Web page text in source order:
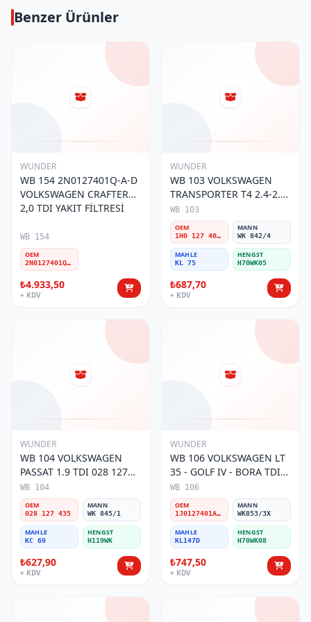
Benzer Ürünler
WUNDER
WB 154 2N0127401Q-A-D
VOLKSWAGEN CRAFTER
2,0 TDI YAKIT FİLTRESİ
WB 154
OEM
2N0127401Q-A-D
₺4.933,50
+ KDV
WUNDER
WB 103 VOLKSWAGEN
TRANSPORTER T4 2.4-2.5
MOTOR- CADDY E.M 1H0
127 401 C Yakıt/Mazot
Filtresi
WB 103
OEM
1H0 127 401 C
MANN
WK 842/4
MAHLE
KL 75
HENGST
H70WK05
₺687,70
+ KDV
WUNDER
WB 104 VOLKSWAGEN
PASSAT 1.9 TDI 028 127
435 Yakıt/Mazot Filtresi
WB 104
OEM
028 127 435
MANN
WK 845/1
MAHLE
KC 69
HENGST
H119WK
₺627,90
+ KDV
WUNDER
WB 106 VOLKSWAGEN LT
35 - GOLF IV - BORA TDI
1J0 127 401 Yakıt/Mazot
Filtresi
WB 106
OEM
1J0127401A/2D0127399/1J0127399A
MANN
WK853/3X
MAHLE
KL147D
HENGST
H70WK08
₺747,50
+ KDV